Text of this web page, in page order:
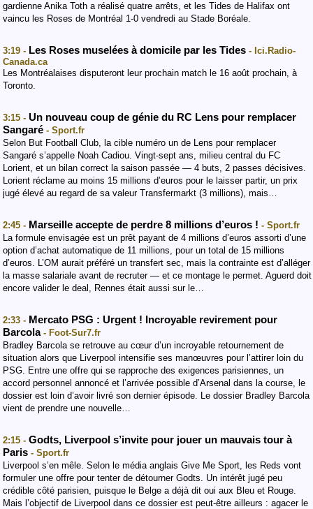
gardienne Anika Toth a réalisé quatre arrêts, et les Tides de Halifax ont
vaincu les Roses de Montréal 1-0 vendredi au Stade Boréale.
3:19 - Les Roses muselées à domicile par les Tides - Ici.Radio-
Canada.ca
Les Montréalaises disputeront leur prochain match le 16 août prochain, à
Toronto.
3:15 - Un nouveau coup de génie du RC Lens pour remplacer
Sangaré - Sport.fr
Selon But Football Club, la cible numéro un de Lens pour remplacer
Sangaré s’appelle Noah Cadiou. Vingt-sept ans, milieu central du FC
Lorient, et un bilan correct la saison passée — 4 buts, 2 passes décisives.
Lorient réclame au moins 15 millions d’euros pour le laisser partir, un prix
jugé élevé au regard de sa valeur Transfermarkt (3 millions), mais…
2:45 - Marseille accepte de perdre 8 millions d’euros ! - Sport.fr
La formule envisagée est un prêt payant de 4 millions d’euros assorti d’une
option d’achat automatique de 11 millions, pour un total de 15 millions
d’euros. L’OM aurait préféré un transfert sec, mais la contrainte est d’alléger
la masse salariale avant de recruter — et ce montage le permet. Aguerd doit
encore valider le deal, Rennes était aussi sur le…
2:33 - Mercato PSG : Urgent ! Incroyable revirement pour
Barcola - Foot-Sur7.fr
Bradley Barcola se retrouve au cœur d’un incroyable retournement de
situation alors que Liverpool intensifie ses manœuvres pour l’attirer loin du
PSG. Entre une offre qui se rapproche des exigences parisiennes, un
accord personnel annoncé et l’arrivée possible d’Arsenal dans la course, le
dossier est loin d’avoir livré son dernier épisode. ‎‎Le dossier Bradley Barcola
vient de prendre une nouvelle…
2:15 - Godts, Liverpool s’invite pour jouer un mauvais tour à
Paris - Sport.fr
Liverpool s’en mêle. Selon le média anglais Give Me Sport, les Reds vont
formuler une offre pour tenter de détourner Godts. Un intérêt jugé peu
crédible côté parisien, puisque le Belge a déjà dit oui aux Bleu et Rouge.
Mais l’objectif de Liverpool dans ce dossier est peut-être ailleurs : agacer le